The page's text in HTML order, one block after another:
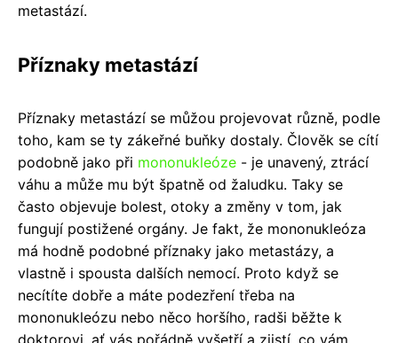
metastází.
Příznaky metastází
Příznaky metastází se můžou projevovat různě, podle
toho, kam se ty zákeřné buňky dostaly. Člověk se cítí
podobně jako při mononukleóze - je unavený, ztrácí
váhu a může mu být špatně od žaludku. Taky se
často objevuje bolest, otoky a změny v tom, jak
fungují postižené orgány. Je fakt, že mononukleóza
má hodně podobné příznaky jako metastázy, a
vlastně i spousta dalších nemocí. Proto když se
necítíte dobře a máte podezření třeba na
mononukleózu nebo něco horšího, radši běžte k
doktorovi, ať vás pořádně vyšetří a zjistí, co vám